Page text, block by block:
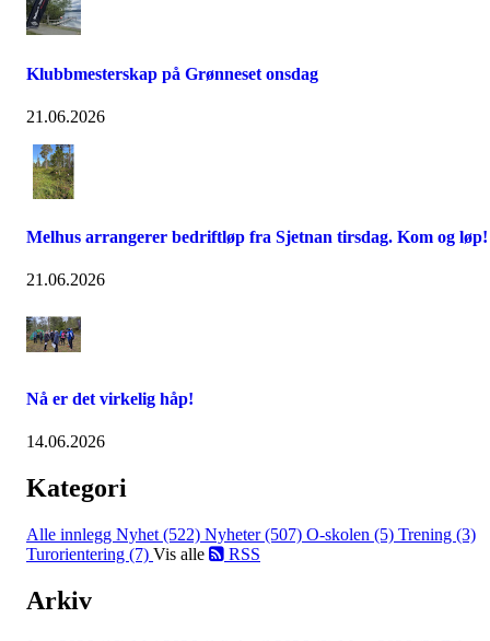
Klubbmesterskap på Grønneset onsdag
21.06.2026
Melhus arrangerer bedriftløp fra Sjetnan tirsdag. Kom og løp!
21.06.2026
Nå er det virkelig håp!
14.06.2026
Kategori
Alle innlegg Nyhet (522) Nyheter (507) O-skolen (5) Trening (3)
Turorientering (7) Vis alle RSS
Arkiv